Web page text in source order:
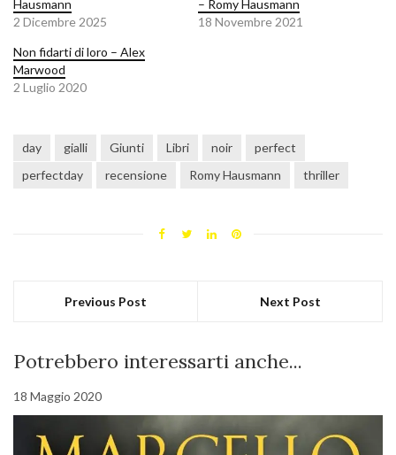
Hausmann
2 Dicembre 2025
– Romy Hausmann
18 Novembre 2021
Non fidarti di loro – Alex
Marwood
2 Luglio 2020
day gialli Giunti Libri noir
perfect
perfectday
recensione Romy Hausmann thriller
Previous Post Next Post
Potrebbero interessarti anche...
18 Maggio 2020